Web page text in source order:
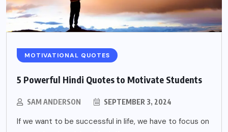
MOTIVATIONAL QUOTES
5 Powerful Hindi Quotes to Motivate Students
SAM ANDERSON SEPTEMBER 3, 2024
If we want to be successful in life, we have to focus on